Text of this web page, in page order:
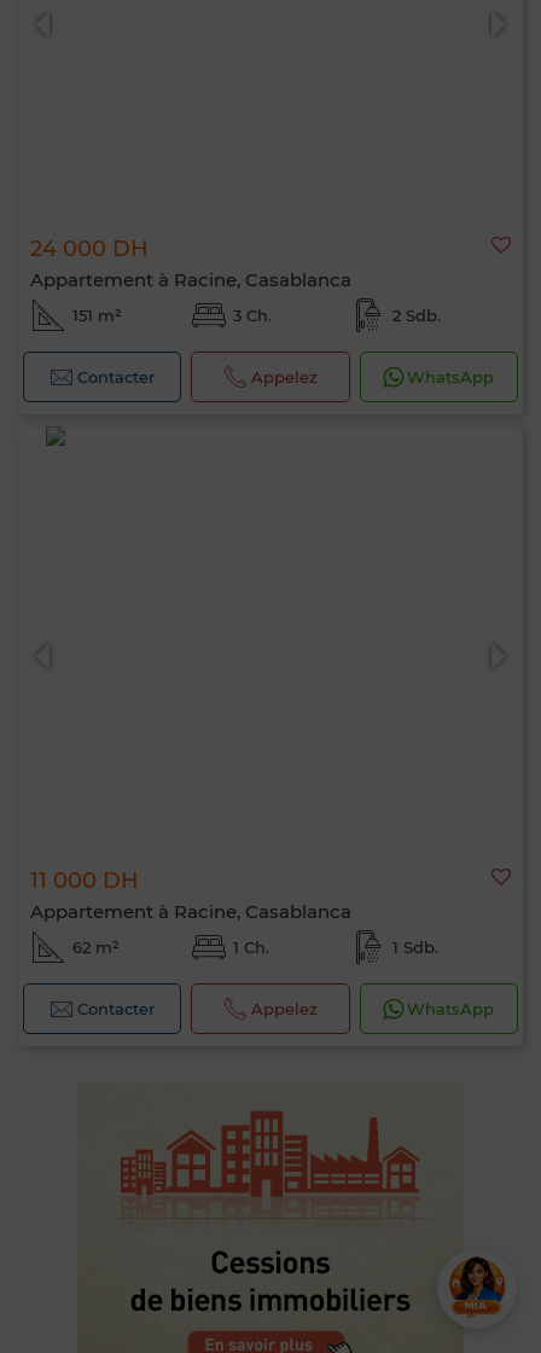
24 000 DH
Appartement à Racine, Casablanca
151 m² 3 Ch. 2 Sdb.
Contacter Appelez WhatsApp
11 000 DH
Appartement à Racine, Casablanca
62 m² 1 Ch. 1 Sdb.
Contacter Appelez WhatsApp